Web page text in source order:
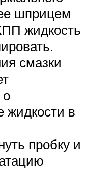
шприцем
жидкость
смазки
о
жидкости в
пробку и